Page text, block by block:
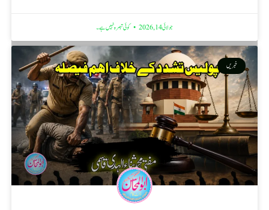
جولائی 14, 2026 کوئی تبصرہ نہیں ہے۔
خبریں